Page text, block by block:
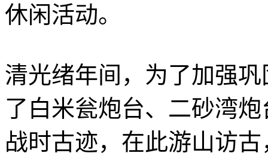
休闲活动。
清光绪年间，为了加强
了白米瓮炮台、二砂湾
战时古迹，在此游山访